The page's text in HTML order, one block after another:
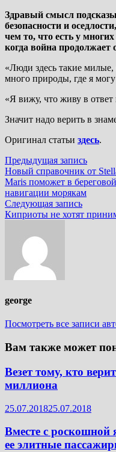
Здравый смысл
безопасности и
чем то, что есть у
когда война продолжает
«Люди здесь такие милые,
много природы, где я
«Я вижу, что живу в ответ
Значит надо верить в
Оригинал статьи здесь.
Навигация
по
записям
Предыдущая запись
запись:
Новый справочник от
Maris поможет в береговой
навигации морякам
Следующая запись
запись:
Киприоты не хотят
george
Посмотреть все записи
Вам также может
Везет тому, кто
миллиона
25.07.201825.07.2018
Вместе с роскошной
ее элитные